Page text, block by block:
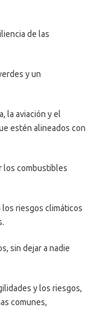
de las
y un
la aviación y el
estén alineados con
los combustibles
riesgos climáticos
sin dejar a nadie
y los riesgos,
comunes,